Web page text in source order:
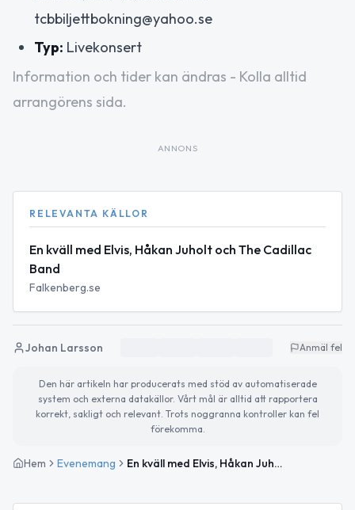
tcbbiljettbokning@yahoo.se
Typ: Livekonsert
Information och tider kan ändras - Kolla alltid
arrangörens sida.
ANNONS
RELEVANTA KÄLLOR
En kväll med Elvis, Håkan Juholt och The Cadillac
Band
Falkenberg.se
Johan Larsson Anmäl fel
Den här artikeln har producerats med stöd av automatiserade
system och externa datakällor. Vårt mål är alltid att rapportera
korrekt, sakligt och relevant. Trots noggranna kontroller kan fel
förekomma.
Hem Evenemang En kväll med Elvis, Håkan Juholt och The Cadillac Band